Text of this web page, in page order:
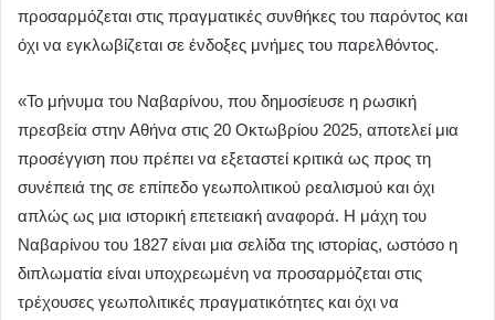
προσαρμόζεται στις πραγματικές συνθήκες του παρόντος και
όχι να εγκλωβίζεται σε ένδοξες μνήμες του παρελθόντος.
«Το μήνυμα του Ναβαρίνου, που δημοσίευσε η ρωσική
πρεσβεία στην Αθήνα στις 20 Οκτωβρίου 2025, αποτελεί μια
προσέγγιση που πρέπει να εξεταστεί κριτικά ως προς τη
συνέπειά της σε επίπεδο γεωπολιτικού ρεαλισμού και όχι
απλώς ως μια ιστορική επετειακή αναφορά. Η μάχη του
Ναβαρίνου του 1827 είναι μια σελίδα της ιστορίας, ωστόσο η
διπλωματία είναι υποχρεωμένη να προσαρμόζεται στις
τρέχουσες γεωπολιτικές πραγματικότητες και όχι να